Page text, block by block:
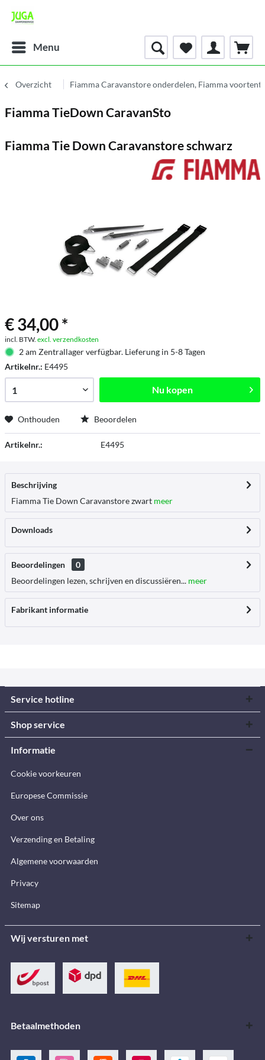
Menu
Overzicht Fiamma Caravanstore onderdelen, Fiamma voortent
Fiamma TieDown CaravanSto
Fiamma Tie Down Caravanstore schwarz
€ 34,00 *
incl. BTW. excl. verzendkosten
2 am Zentrallager verfügbar. Lieferung in 5-8 Tagen
Artikelnr.: E4495
Nu kopen
Onthouden Beoordelen
Artikelnr.: E4495
Beschrijving
Fiamma Tie Down Caravanstore zwart meer
Downloads
Beoordelingen
0
Beoordelingen lezen, schrijven en discussiëren... meer
Fabrikant informatie
Service hotline
Shop service
Informatie
Cookie voorkeuren
Europese Commissie
Over ons
Verzending en Betaling
Algemene voorwaarden
Privacy
Sitemap
Wij versturen met
Betaalmethoden